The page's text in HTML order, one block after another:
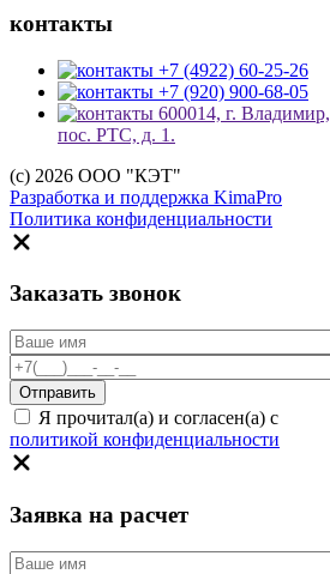
контакты
+7 (4922) 60-25-26
+7 (920) 900-68-05
600014, г. Владимир,
пос. РТС, д. 1.
(c) 2026 ООО "КЭТ"
Разработка и поддержка KimaPro
Политика конфиденциальности
Заказать звонок
Я прочитал(а) и согласен(а) с
политикой конфиденциальности
Заявка на расчет